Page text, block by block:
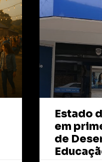
Estado
em
de